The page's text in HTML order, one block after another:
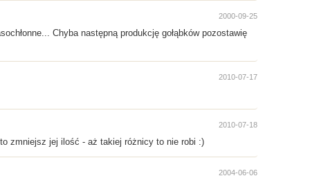
2000-09-25
Chyba następną produkcję gołąbków pozostawię
2010-07-17
2010-07-18
zmniejsz jej ilość - aż takiej różnicy to nie robi :)
2004-06-06